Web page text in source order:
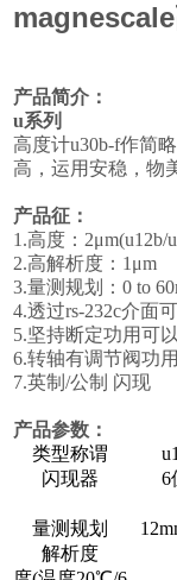
产品简介：
u系列
高度计u30b-f作简
高，运用安稳，物
产品征：
1.高度：2μm(u12b/
2.高解析度：1μm
3.量测规划：0 to
4.透过rs-232c介面
5.坚持断定功用可
6.转轴有调节阀功
7.英制/公制 闪现
产品参数：
类型称谓
闪现器
6
量测规划
解析度